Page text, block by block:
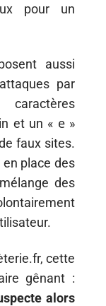
pour un
aussi
par
et un « е »
faux sites.
place des
des
cette
gênant :
alors